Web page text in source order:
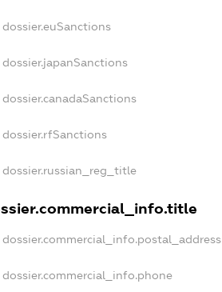
dossier.euSanctions
dossier.japanSanctions
dossier.canadaSanctions
dossier.rfSanctions
dossier.russian_reg_title
dossier.commercial_info.postal_address
dossier.commercial_info.phone